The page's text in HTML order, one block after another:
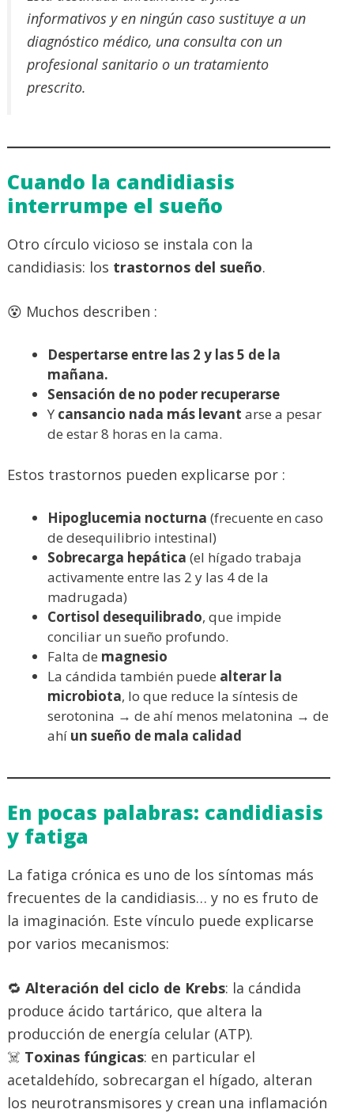
informativos y en ningún caso sustituye a un
diagnóstico médico, una consulta con un
profesional sanitario o un tratamiento
prescrito.
Cuando la candidiasis
interrumpe el sueño
Otro círculo vicioso se instala con la
candidiasis: los trastornos del sueño.
😵 Muchos describen :
Despertarse entre las 2 y las 5 de la
mañana.
Sensación de no poder recuperarse
Y cansancio nada más levant arse a pesar
de estar 8 horas en la cama.
Estos trastornos pueden explicarse por :
Hipoglucemia nocturna (frecuente en caso
de desequilibrio intestinal)
Sobrecarga hepática (el hígado trabaja
activamente entre las 2 y las 4 de la
madrugada)
Cortisol desequilibrado, que impide
conciliar un sueño profundo.
Falta de magnesio
La cándida también puede alterar la
microbiota, lo que reduce la síntesis de
serotonina → de ahí menos melatonina → de
ahí un sueño de mala calidad
En pocas palabras: candidiasis
y fatiga
La fatiga crónica es uno de los síntomas más
frecuentes de la candidiasis… y no es fruto de
la imaginación. Este vínculo puede explicarse
por varios mecanismos:
🔁 Alteración del ciclo de Krebs: la cándida
produce ácido tartárico, que altera la
producción de energía celular (ATP).
☠️ Toxinas fúngicas: en particular el
acetaldehído, sobrecargan el hígado, alteran
los neurotransmisores y crean una inflamación